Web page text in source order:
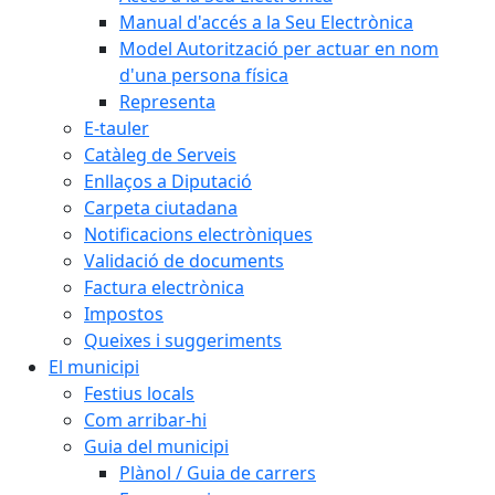
Manual d'accés a la Seu Electrònica
Model Autorització per actuar en nom
d'una persona física
Representa
E-tauler
Catàleg de Serveis
Enllaços a Diputació
Carpeta ciutadana
Notificacions electròniques
Validació de documents
Factura electrònica
Impostos
Queixes i suggeriments
El municipi
Festius locals
Com arribar-hi
Guia del municipi
Plànol / Guia de carrers